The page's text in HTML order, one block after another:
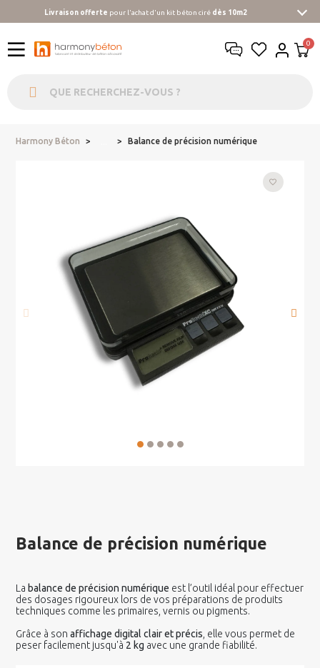
Livraison offerte pour l'achat d'un kit béton ciré dès 10m2
Harmony Béton Balance de précision numérique
favorite_border
Balance de précision numérique
La balance de précision numérique est l’outil idéal pour effectuer
des dosages rigoureux lors de vos préparations de produits
techniques comme les primaires, vernis ou pigments.
Grâce à sonaffichage digital clair et précis , elle vous permet de
peser facilement jusqu'à 2 kg avec une grande fiabilité.